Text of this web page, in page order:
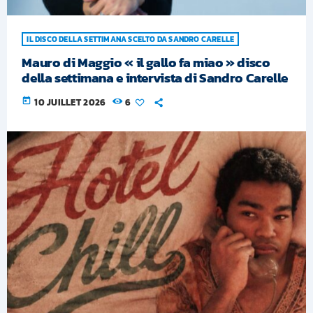
IL DISCO DELLA SETTIMANA SCELTO DA SANDRO CARELLE
Mauro di Maggio « il gallo fa miao » disco
della settimana e intervista di Sandro Carelle
today 10 JUILLET 2026 6